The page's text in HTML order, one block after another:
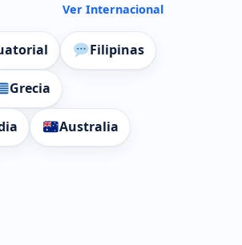
Ver Internacional
Filipinas
Grecia
Australia